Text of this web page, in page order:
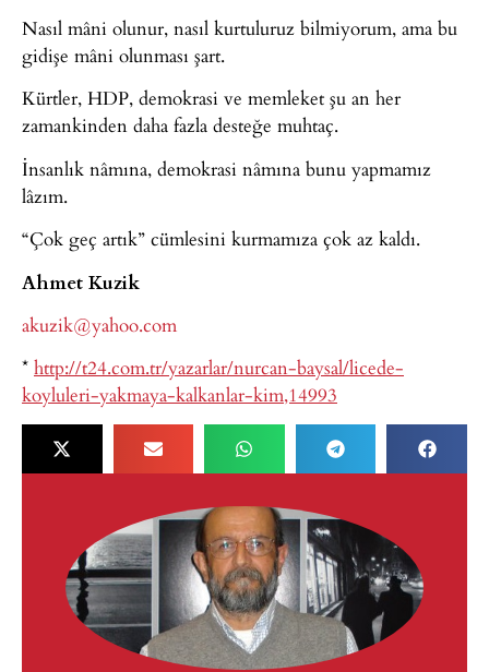
Nasıl mâni olunur, nasıl kurtuluruz bilmiyorum, ama bu
gidişe mâni olunması şart.
Kürtler, HDP, demokrasi ve memleket şu an her
zamankinden daha fazla desteğe muhtaç.
İnsanlık nâmına, demokrasi nâmına bunu yapmamız
lâzım.
“Çok geç artık” cümlesini kurmamıza çok az kaldı.
Ahmet Kuzik
akuzik@yahoo.com
* http://t24.com.tr/yazarlar/nurcan-baysal/licede-
koyluleri-yakmaya-kalkanlar-kim,14993